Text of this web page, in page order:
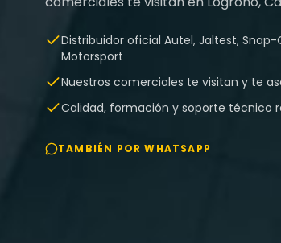
Distribuidor oficial Autel, Jaltest, Snap-
Motorsport
Nuestros comerciales te visitan y te
Calidad, formación y soporte técnico
TAMBIÉN POR WHATSAPP